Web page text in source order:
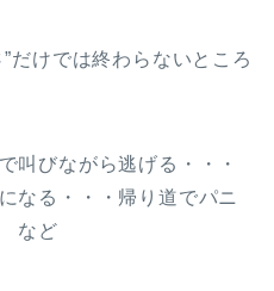
だけでは終わらないところ
叫びながら逃げる・・・
なる・・・帰り道でパニ
など